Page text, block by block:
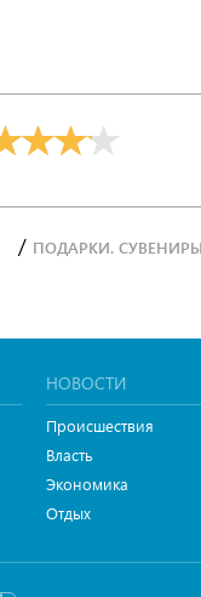
/ ПОДАРКИ. СУВЕНИРЫ
НОВОСТИ
Происшествия
Власть
Экономика
Отдых